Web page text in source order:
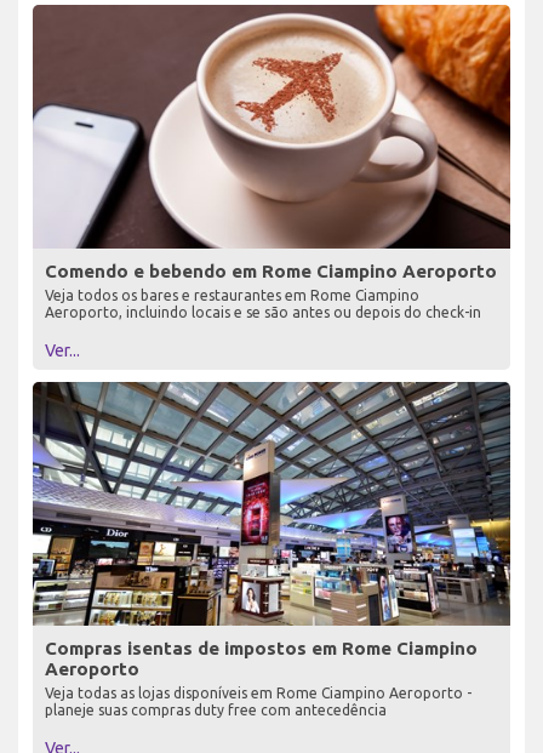
Comendo e bebendo em Rome Ciampino Aeroporto
Veja todos os bares e restaurantes em Rome Ciampino
Aeroporto, incluindo locais e se são antes ou depois do check-in
Ver...
Compras isentas de impostos em Rome Ciampino
Aeroporto
Veja todas as lojas disponíveis em Rome Ciampino Aeroporto -
planeje suas compras duty free com antecedência
Ver...